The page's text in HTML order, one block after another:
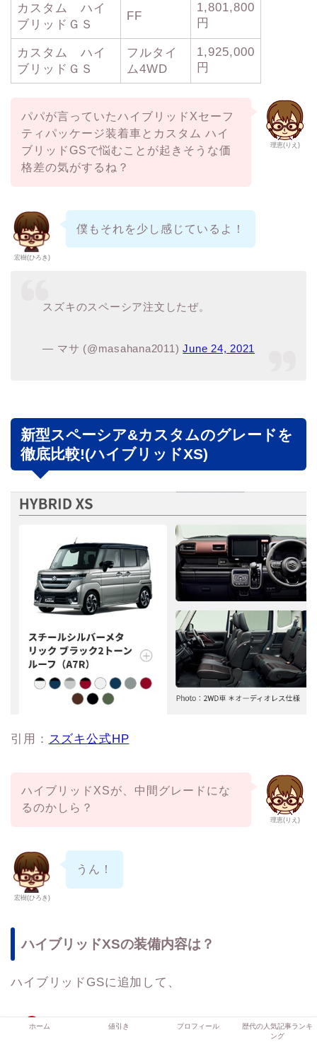
カスタム ハイ
ブリッドＧＳ
FF
1,801,800
円
カスタム ハイ
ブリッドＧＳ
フルタイ
ム4WD
1,925,000
円
理恵(りえ)
パパが言っていたハイブリッドXセーフ
ティパッケージ装着車とカスタム ハイ
ブリッドGSで悩むことが起きそうな価
格差の気がするね？
宏樹(ひろき)
僕もそれを少し感じているよ！
スズキのスペーシア注文したぜ。
— マサ (@masahana2011)June 24, 2021
新型スペーシア&カスタムのグレードを
徹底比較!(ハイブリッドXS)
引用： スズキ公式HP
理恵(りえ)
ハイブリッドXSが、中間グレードにな
るのかしら？
宏樹(ひろき)
うん！
ハイブリッドXSの装備内容は？
ハイブリッドGSに追加して、
カラーヘッドアップディスプレイ
ホーム 値引き プロフィール
歴代の人気記事ランキ
ング